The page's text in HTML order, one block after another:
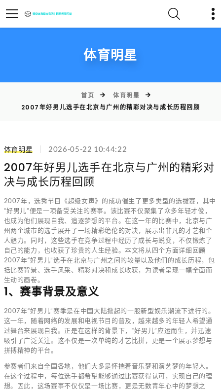
体育明星
首页
体育明星
2007年好男儿选手在北京与广州的精彩对决与成长历程回顾
体育明星 2026-05-22 10:44:22
2007年好男儿选手在北京与广州的精彩对
决与成长历程回顾
2007年，选秀节目《超级女声》的成功催生了更多类型的选拔赛，其中
“好男儿”便是一项备受关注的赛事。该比赛不仅聚集了众多年轻才俊，
也成为他们展现自我、追逐梦想的平台。在这一年的比赛中，北京与广
州两个城市的选手展开了一场精彩绝伦的对决，展示出非凡的才艺和个
人魅力。同时，这些选手在竞争过程中经历了成长与蜕变，不仅锻炼了
自己的能力，也收获了珍贵的人生经验。本文将从四个方面详细回顾
2007年“好男儿”选手在北京与广州之间的较量以及他们的成长历程，包
括比赛背景、选手风采、精彩对决和成长收获，为读者呈现一幅全面而
生动的画卷。
1、赛事背景及意义
2007年“好男儿”赛季是在中国大陆掀起的一股新型娱乐潮流下进行的。
这一年，随着网络的发展和电视节目的普及，越来越多的年轻人希望通
过舞台来展现自我。正是在这样的背景下，“好男儿”应运而生，并迅速
吸引了广泛关注。这不仅是一次单纯的才艺比拼，更是一个展示梦想与
拼搏精神的平台。
参赛者们来自全国各地，他们大多是怀揣着音乐梦和演艺梦的年轻人。
在这个过程中，每位选手都希望能够通过比赛获得认可，实现自己的理
想。因此，这场赛事不仅仅是一场比赛，更是无数青年心中的梦想之